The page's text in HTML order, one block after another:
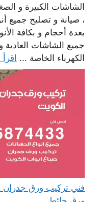
الشاشات الكبيرة و
، صيانة و تصليح جميع
بعدة أحجام و بكافة
جميع الشاشات
الكهرباء الخاصة ...